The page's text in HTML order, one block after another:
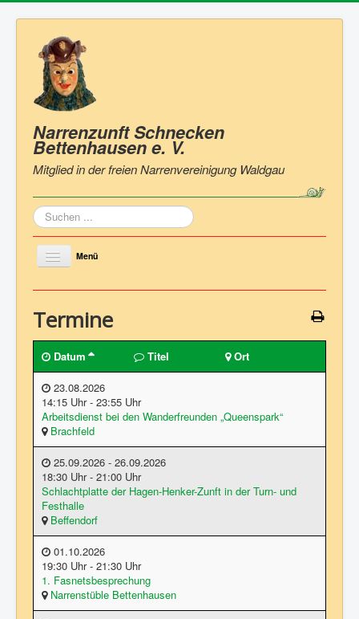
Narrenzunft Schnecken
Bettenhausene. V.
Mitglied in der freien Narrenvereinigung Waldgau
Suchen
...
Toggle
Navigation
Menü
Zunft
Vorstand & Ausschuss
Termine
Galerie
Kontakt
Datenschutz
Links
Termine
Datum Titel Ort
23.08.2026
14:15 Uhr - 23:55 Uhr
Arbeitsdienst bei den Wanderfreunden „Queenspark“
Brachfeld
25.09.2026 - 26.09.2026
18:30 Uhr - 21:00 Uhr
Schlachtplatte der Hagen-Henker-Zunft in der Turn- und
Festhalle
Beffendorf
01.10.2026
19:30 Uhr - 21:30 Uhr
1. Fasnetsbesprechung
Narrenstüble Bettenhausen